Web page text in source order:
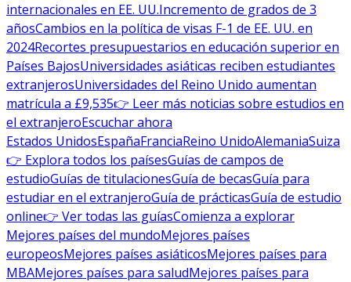
internacionales en EE. UU.Incremento de grados de 3
añosCambios en la política de visas F-1 de EE. UU. en
2024Recortes presupuestarios en educación superior en
Países BajosUniversidades asiáticas reciben estudiantes
extranjerosUniversidades del Reino Unido aumentan
matrícula a £9,535👉 Leer más noticias sobre estudios en
el extranjeroEscuchar ahora
Estados UnidosEspañaFranciaReino UnidoAlemaniaSuiza
👉 Explora todos los paísesGuías de campos de
estudioGuías de titulacionesGuía de becasGuía para
estudiar en el extranjeroGuía de prácticasGuía de estudio
online👉 Ver todas las guíasComienza a explorar
Mejores países del mundoMejores países
europeosMejores países asiáticosMejores países para
MBAMejores países para saludMejores países para